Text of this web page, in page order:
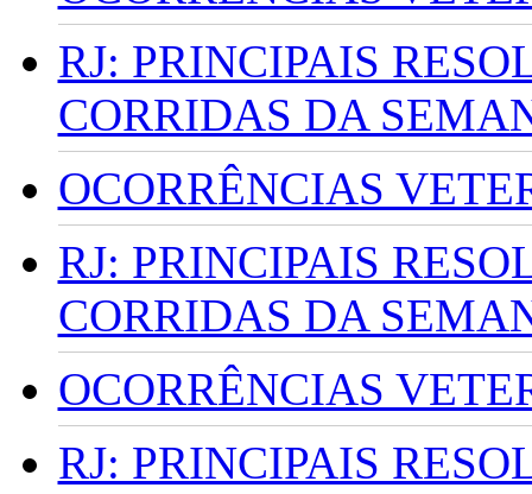
RJ: PRINCIPAIS
CORRIDAS DA
OCORRÊNCIAS
RJ: PRINCIPAIS
CORRIDAS DA
OCORRÊNCIAS
RJ: PRINCIPAIS